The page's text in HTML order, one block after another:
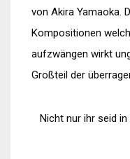
von Akira Yamaoka.
Kompositionen
aufzwängen wirkt
Großteil der
Nicht nur ihr seid